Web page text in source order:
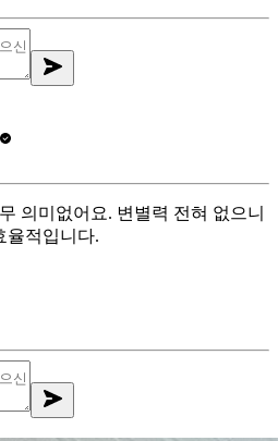
의미없어요. 변별력 전혀 없으니
율적입니다.